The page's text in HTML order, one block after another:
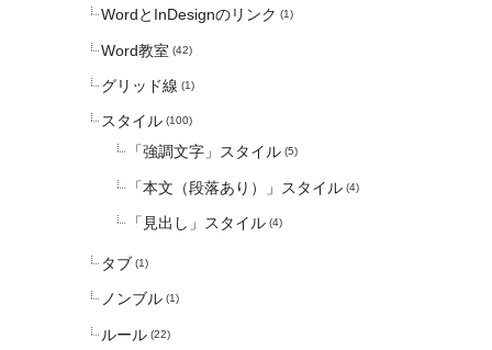
WordとInDesignのリンク (1)
Word教室 (42)
グリッド線 (1)
スタイル (100)
「強調文字」スタイル (5)
「本文（段落あり）」スタイル (4)
「見出し」スタイル (4)
タブ (1)
ノンブル (1)
ルール (22)